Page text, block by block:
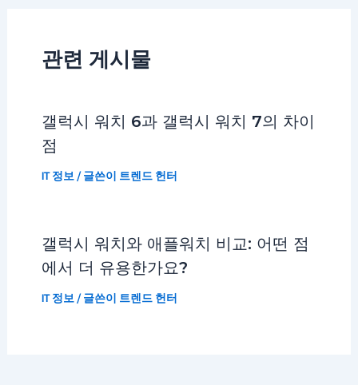
관련 게시물
갤럭시 워치 6과 갤럭시 워치 7의 차이
점
IT 정보/ 글쓴이 트렌드 헌터
갤럭시 워치와 애플워치 비교: 어떤 점
에서 더 유용한가요?
IT 정보/ 글쓴이 트렌드 헌터